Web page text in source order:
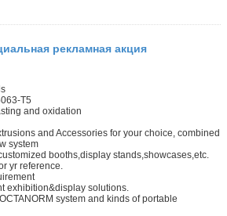
рекламная акция
T5
and oxidation
and Accessories for your choice, combined
system
booths,display stands,showcases,etc.
yr reference.
exhibition&display solutions.
system and kinds of portable